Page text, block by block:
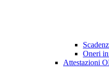
Oneri
Attestazioni